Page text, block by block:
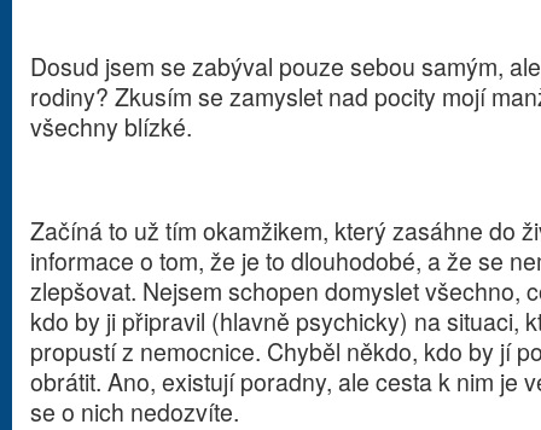
Dosud jsem se zabýval pouze sebou samým,
rodiny? Zkusím se zamyslet nad pocity mojí
všechny blízké.
Začíná to už tím okamžikem, který zasáhne do
informace o tom, že je to dlouhodobé, a že se
zlepšovat. Nejsem schopen domyslet všechno,
kdo by ji připravil (hlavně psychicky) na situaci,
propustí z nemocnice. Chyběl někdo, kdo by jí
obrátit. Ano, existují poradny, ale cesta k nim je
se o nich nedozvíte.